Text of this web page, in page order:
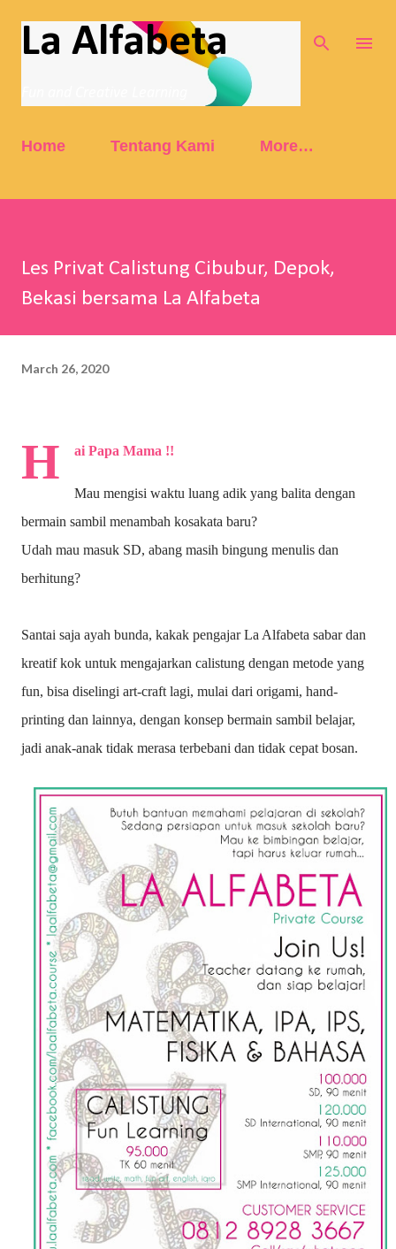
Skip to main content
La Alfabeta
Home Tentang Kami More…
Les Privat Calistung Cibubur, Depok,
Bekasi bersama La Alfabeta
March 26, 2020
H ai Papa Mama !!
Mau mengisi waktu luang adik yang balita dengan
bermain sambil menambah kosakata baru?
Udah mau masuk SD, abang masih bingung menulis dan
berhitung?
Santai saja ayah bunda, kakak pengajar La Alfabeta sabar dan
kreatif kok untuk mengajarkan calistung dengan metode yang
fun, bisa diselingi art-craft lagi, mulai dari origami, hand-
printing dan lainnya, dengan konsep bermain sambil belajar,
jadi anak-anak tidak merasa terbebani dan tidak cepat bosan.